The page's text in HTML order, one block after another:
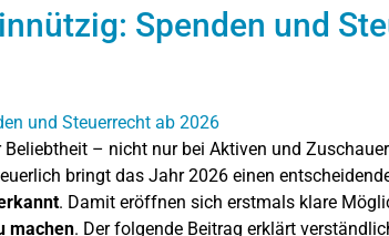
Spenden und
– nicht nur bei Aktiven und
bringt das Jahr 2026 einen
. Damit eröffnen sich erstmals klare
machen. Der folgende Beitrag erklärt